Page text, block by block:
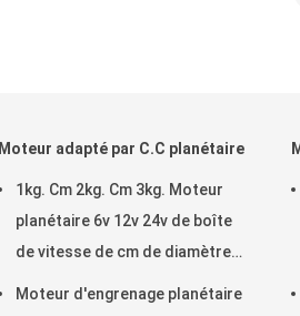
Moteur adapté par C.C planétaire
1kg. Cm 2kg. Cm 3kg. Moteur
planétaire 6v 12v 24v de boîte
de vitesse de cm de diamètre
Moteur d'engrenage planétaire